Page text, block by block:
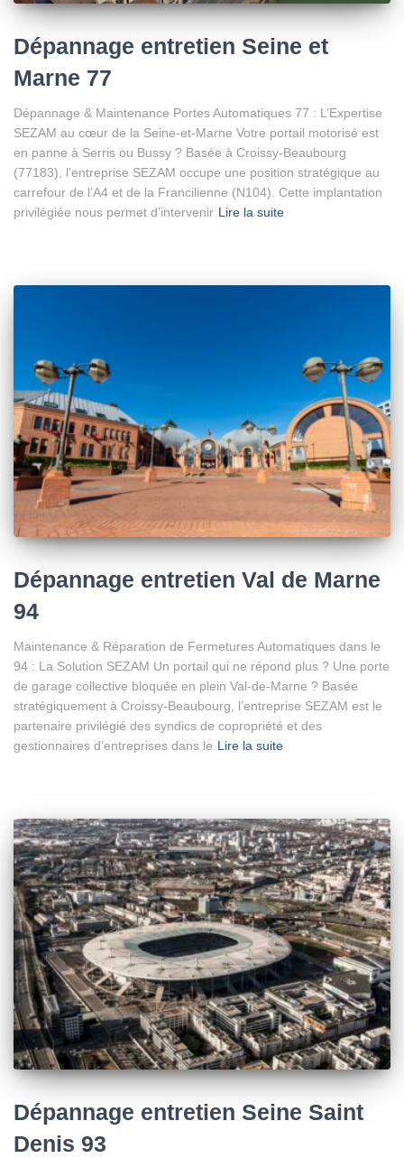
Dépannage entretien Seine et
Marne 77
Dépannage & Maintenance Portes Automatiques 77 : L’Expertise
SEZAM au cœur de la Seine-et-Marne Votre portail motorisé est
en panne à Serris ou Bussy ? Basée à Croissy-Beaubourg
(77183), l’entreprise SEZAM occupe une position stratégique au
carrefour de l’A4 et de la Francilienne (N104). Cette implantation
privilégiée nous permet d’intervenir Lire la suite
Dépannage entretien Val de Marne
94
Maintenance & Réparation de Fermetures Automatiques dans le
94 : La Solution SEZAM Un portail qui ne répond plus ? Une porte
de garage collective bloquée en plein Val-de-Marne ? Basée
stratégiquement à Croissy-Beaubourg, l’entreprise SEZAM est le
partenaire privilégié des syndics de copropriété et des
gestionnaires d’entreprises dans le Lire la suite
Dépannage entretien Seine Saint
Denis 93